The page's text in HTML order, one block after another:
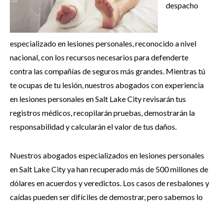
despacho
especializado en lesiones personales, reconocido a nivel
nacional, con los recursos necesarios para defenderte
contra las compañías de seguros más grandes. Mientras tú
te ocupas de tu lesión, nuestros abogados con experiencia
en lesiones personales en Salt Lake City revisarán tus
registros médicos, recopilarán pruebas, demostrarán la
responsabilidad y calcularán el valor de tus daños.
Nuestros abogados especializados en lesiones personales
en Salt Lake City ya han recuperado más de 500 millones de
dólares en acuerdos y veredictos. Los casos de resbalones y
caídas pueden ser difíciles de demostrar, pero sabemos lo